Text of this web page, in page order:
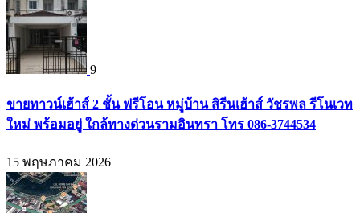
9
ขายทาวน์เฮ้าส์ 2 ชั้น ฟรีโอน หมู่บ้าน สิรีนเฮ้าส์ วัชรพล รีโนเวท
ใหม่ พร้อมอยู่ ใกล้ทางด่วนรามอินทรา โทร 086-3744534
15 พฤษภาคม 2026